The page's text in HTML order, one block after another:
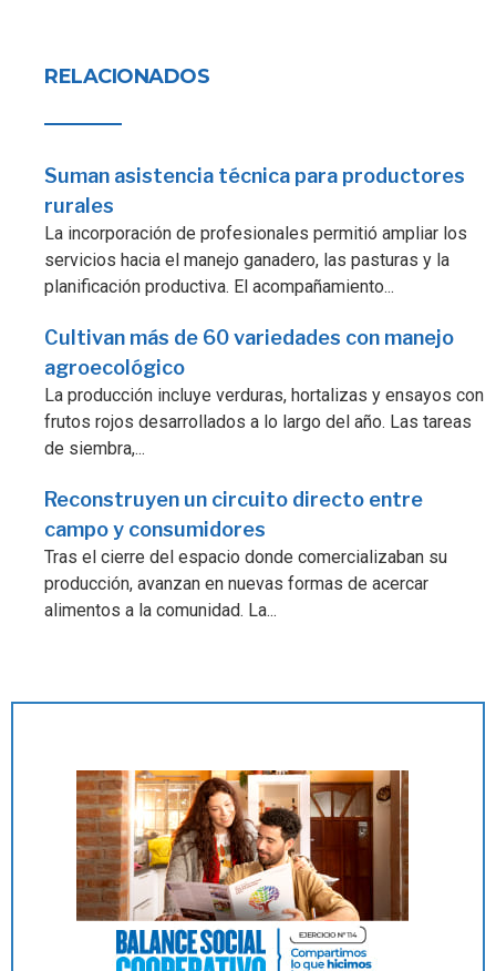
RELACIONADOS
Suman asistencia técnica para productores
rurales
La incorporación de profesionales permitió ampliar los
servicios hacia el manejo ganadero, las pasturas y la
planificación productiva. El acompañamiento...
Cultivan más de 60 variedades con manejo
agroecológico
La producción incluye verduras, hortalizas y ensayos con
frutos rojos desarrollados a lo largo del año. Las tareas
de siembra,...
Reconstruyen un circuito directo entre
campo y consumidores
Tras el cierre del espacio donde comercializaban su
producción, avanzan en nuevas formas de acercar
alimentos a la comunidad. La...